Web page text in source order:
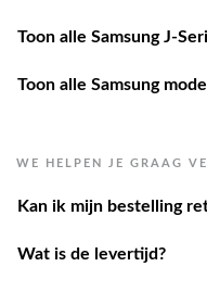
Toon alle Samsung J-
Toon alle Samsung
WE HELPEN JE GRAAG
Kan ik mijn bestelling
Wat is de levertijd?